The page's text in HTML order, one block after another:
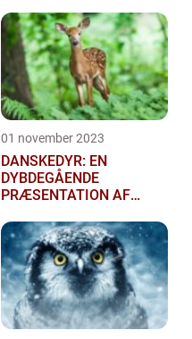
01 november 2023
DANSKEDYR: EN
DYBDEGÅENDE
PRÆSENTATION AF